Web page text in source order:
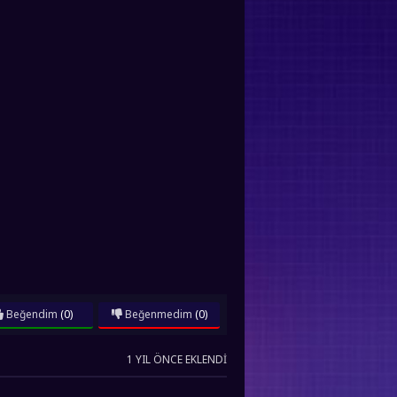
Beğendim (0) Beğenmedim (0)
1 YIL ÖNCE EKLENDI